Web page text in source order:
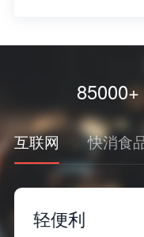
互联网 快消食
轻便利